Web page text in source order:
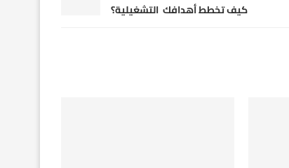
كيف تخطط أهدافك التشغيلية؟